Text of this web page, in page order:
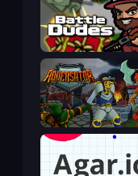
BattleDudes.io
Adversator